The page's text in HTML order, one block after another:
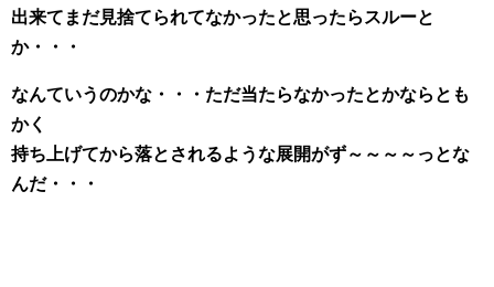
出来てまだ見捨てられてなかったと思ったらスルーと
か・・・
なんていうのかな・・・ただ当たらなかったとかならとも
かく
持ち上げてから落とされるような展開がず～～～～っとな
んだ・・・